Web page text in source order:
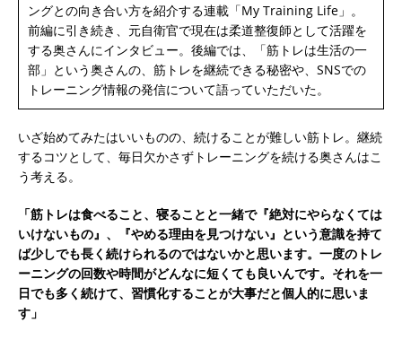
ングとの向き合い方を紹介する連載「My Training Life」。
前編に引き続き、元自衛官で現在は柔道整復師として活躍を
する奥さんにインタビュー。後編では、「筋トレは生活の一
部」という奥さんの、筋トレを継続できる秘密や、SNSでの
トレーニング情報の発信について語っていただいた。
いざ始めてみたはいいものの、続けることが難しい筋トレ。継続
するコツとして、毎日欠かさずトレーニングを続ける奥さんはこ
う考える。
「筋トレは食べること、寝ることと一緒で『絶対にやらなくては
いけないもの』、『やめる理由を見つけない』という意識を持て
ば少しでも長く続けられるのではないかと思います。一度のトレ
ーニングの回数や時間がどんなに短くても良いんです。それを一
日でも多く続けて、習慣化することが大事だと個人的に思いま
す」